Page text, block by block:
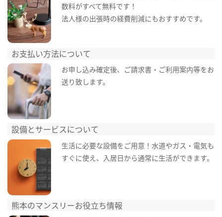
数料がすべて無料です！
法人様の出張時の経費削減にもおすすめです。
お支払い方法について
お申し込み確定後、ご請求書・ご利用案内等をお
送り致します。
設備とサービスについて
生活に必要な設備をご用意！水道やガス・電気も
すぐに使え、入居日から通常に生活ができます。
熊本のマンスリーお役立ち情報